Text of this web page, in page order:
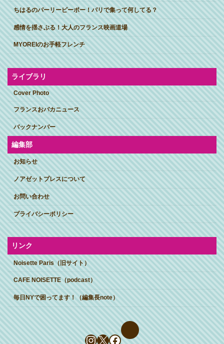
ちはるのパーリーピーポー！パリで集って何してる？
感情を揺さぶる！大人のフランス映画道場
MYOREIのお手軽フレンチ
ライブラリ
Cover Photo
フランスおバカニュース
バックナンバー
編集部
お知らせ
ノアゼットプレスについて
お問い合わせ
プライバシーポリシー
リンク
Noisette Paris（旧サイト）
CAFE NOISETTE（podcast）
毎日NYで困ってます！（編集長note）
Instagram
X Facebook